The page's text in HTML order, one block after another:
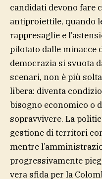
candidati devono fare
antiproiettile, quando
rappresaglie e
pilotato dalle minacce
democrazia si svuota
scenari, non è più
libera: diventa
bisogno economico o
sopravvivere. La
gestione di territori
mentre
progressivamente
vera sfida per la